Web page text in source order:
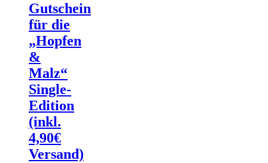
Gutschein
für die
„Hopfen
&
Malz“
Single-
Edition
(inkl.
4,90€
Versand)